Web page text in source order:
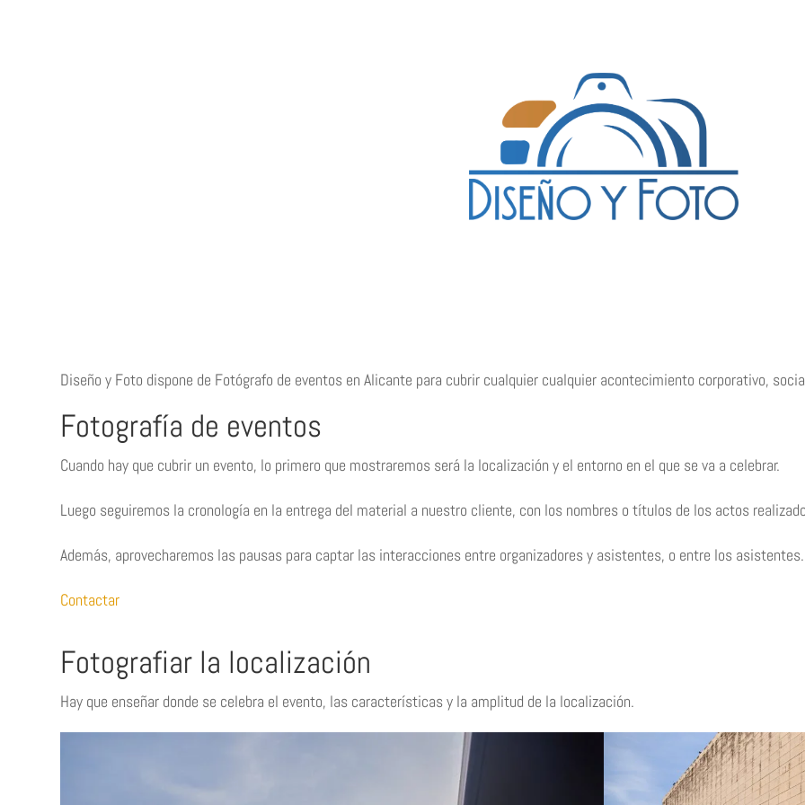
Diseño y Foto dispone de Fotógrafo de eventos en Alicante para cubrir cualquier cualquier acontecimiento corporativo,
Fotografía de eventos
Cuando hay que cubrir un evento, lo primero que mostraremos será la localización y el entorno en el que se va a celebrar.
Luego seguiremos la cronología en la entrega del material a nuestro cliente, con los nombres o títulos de los actos
Además, aprovecharemos las pausas para captar las interacciones entre organizadores y asistentes, o entre los asistentes.
Contactar
Fotografiar la localización
Hay que enseñar donde se celebra el evento, las características y la amplitud de la localización.